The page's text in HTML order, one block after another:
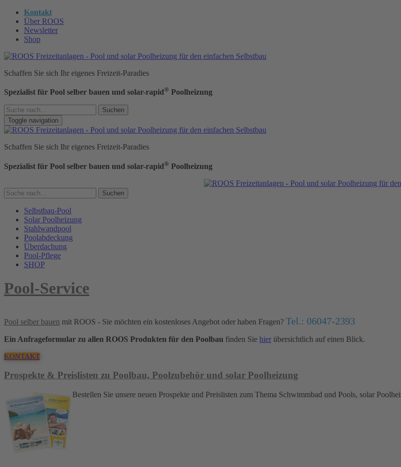
Kontakt
Über ROOS
Newsletter
Shop
Schaffen Sie sich Ihr eigenes Freizeit-Paradies
Spezialist für Pool selber bauen und solar-rapid® Poolheizung
Suchen
Toggle navigation
Schaffen Sie sich Ihr eigenes Freizeit-Paradies
Spezialist für Pool selber bauen und solar-rapid® Poolheizung
Suchen
Selbstbau-Pool
Solar Poolheizung
Stahlwandpool
Poolabdeckung
Überdachung
Pool-Pflege
SHOP
Pool-Service
Pool selber bauen mit ROOS - Sie möchten ein kostenloses Angebot oder haben Fragen? Tel.: 06047-2393
Ein Anfrageformular zu allen ROOS Produkten für den Poolbau finden Sie hier übersichtlich auf einen Blick.
KONTAKT
Prospekte & Preislisten zu Poolbau, Poolzubehör und solar Poolheizung
Bestellen Sie unsere neuen Prospekte und Preislisten zum Thema Schwimmbad und Pools, solar